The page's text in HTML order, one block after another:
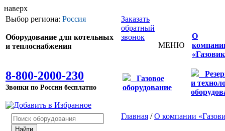
наверх
Выбор региона: Россия
Оборудование для котельных
и теплоснабжения
8-800-2000-230
Звонки по России бесплатно
Заказать
обратный
звонок
МЕНЮ
О
Газовое
оборудование
и
Главная /О компании